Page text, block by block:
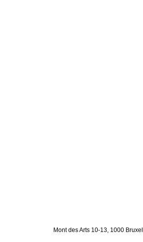
Mont des Arts 10-13, 1000